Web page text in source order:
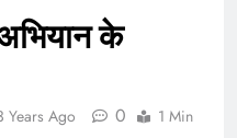
अभियान के
Years Ago 0 1 Min